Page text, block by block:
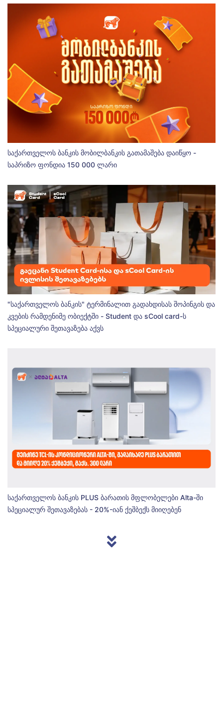
საქართველოს ბანკის მობილბანკის გათამაშება დაიწყო -
საპრიზო ფონდია 150 000 ლარი
"საქართველოს ბანკის" ტერმინალით გადახდისას შოპინგის და
კვების რამდენიმე ობიექტში - Student და sCool card-ს
სპეციალური შეთავაზება აქვს
საქართველოს ბანკის PLUS ბარათის მფლობელები Alta-ში
სპეციალურ შეთავაზებას - 20%-იან ქეშბექს მიიღებენ